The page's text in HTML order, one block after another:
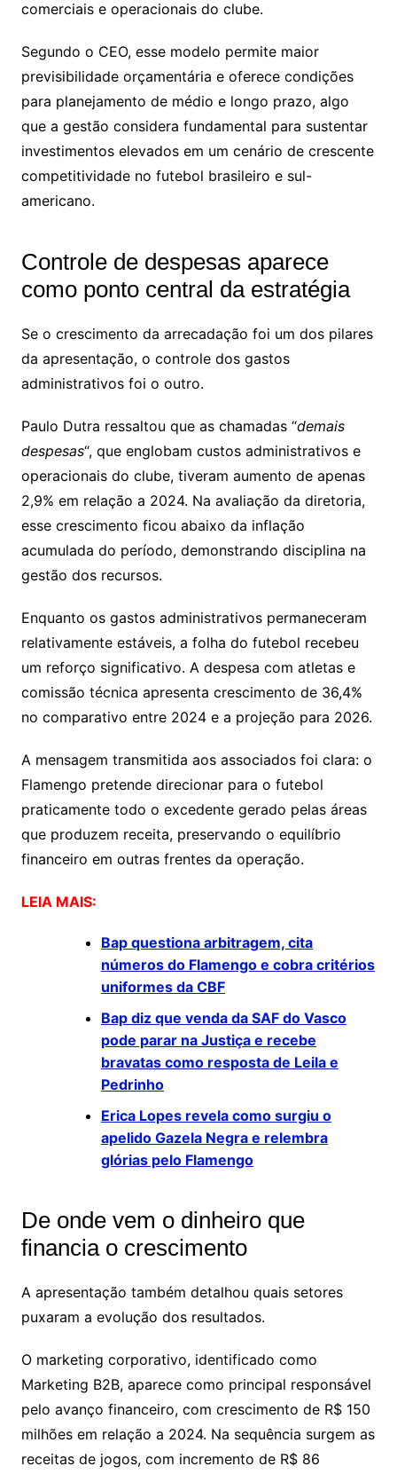
comerciais e operacionais do clube.
Segundo o CEO, esse modelo permite maior
previsibilidade orçamentária e oferece condições
para planejamento de médio e longo prazo, algo
que a gestão considera fundamental para sustentar
investimentos elevados em um cenário de crescente
competitividade no futebol brasileiro e sul-
americano.
Controle de despesas aparece
como ponto central da estratégia
Se o crescimento da arrecadação foi um dos pilares
da apresentação, o controle dos gastos
administrativos foi o outro.
Paulo Dutra ressaltou que as chamadas “demais
despesas“, que englobam custos administrativos e
operacionais do clube, tiveram aumento de apenas
2,9% em relação a 2024. Na avaliação da diretoria,
esse crescimento ficou abaixo da inflação
acumulada do período, demonstrando disciplina na
gestão dos recursos.
Enquanto os gastos administrativos permaneceram
relativamente estáveis, a folha do futebol recebeu
um reforço significativo. A despesa com atletas e
comissão técnica apresenta crescimento de 36,4%
no comparativo entre 2024 e a projeção para 2026.
A mensagem transmitida aos associados foi clara: o
Flamengo pretende direcionar para o futebol
praticamente todo o excedente gerado pelas áreas
que produzem receita, preservando o equilíbrio
financeiro em outras frentes da operação.
LEIA MAIS:
Bap questiona arbitragem, cita
números do Flamengo e cobra critérios
uniformes da CBF
Bap diz que venda da SAF do Vasco
pode parar na Justiça e recebe
bravatas como resposta de Leila e
Pedrinho
Erica Lopes revela como surgiu o
apelido Gazela Negra e relembra
glórias pelo Flamengo
De onde vem o dinheiro que
financia o crescimento
A apresentação também detalhou quais setores
puxaram a evolução dos resultados.
O marketing corporativo, identificado como
Marketing B2B, aparece como principal responsável
pelo avanço financeiro, com crescimento de R$ 150
milhões em relação a 2024. Na sequência surgem as
receitas de jogos, com incremento de R$ 86